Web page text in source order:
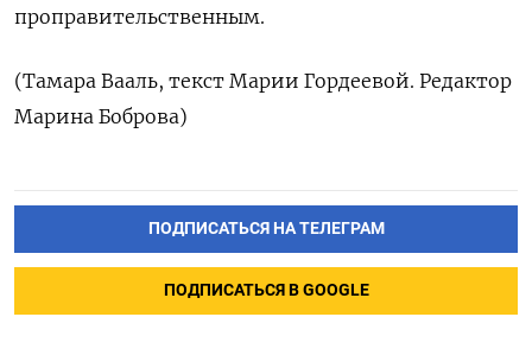
проправительственным.
(Тамара Вааль, текст Марии Гордеевой. Редактор
Марина Боброва)
ПОДПИСАТЬСЯ НА ТЕЛЕГРАМ
ПОДПИСАТЬСЯ В GOOGLE